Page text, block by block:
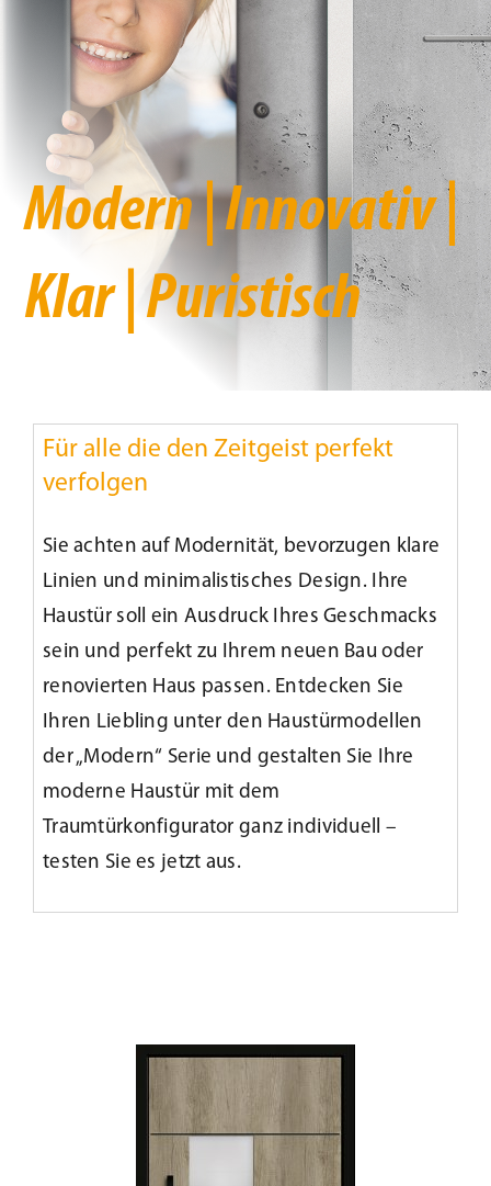
Beschattung
Fensterbänke
Shop
Unternehmen
Nachhaltigkeit
Kundenservice
Infobereich
News
Kontakt
Lesezeichen
Modern | Innovativ |
Klar | Puristisch
Für alle die den Zeitgeist perfekt
verfolgen
Sie achten auf Modernität, bevorzugen klare
Linien und minimalistisches Design. Ihre
Haustür soll ein Ausdruck Ihres Geschmacks
sein und perfekt zu Ihrem neuen Bau oder
renovierten Haus passen. Entdecken Sie
Ihren Liebling unter den Haustürmodellen
der „Modern“ Serie und gestalten Sie Ihre
moderne Haustür mit dem
Traumtürkonfigurator ganz individuell –
testen Sie es jetzt aus.